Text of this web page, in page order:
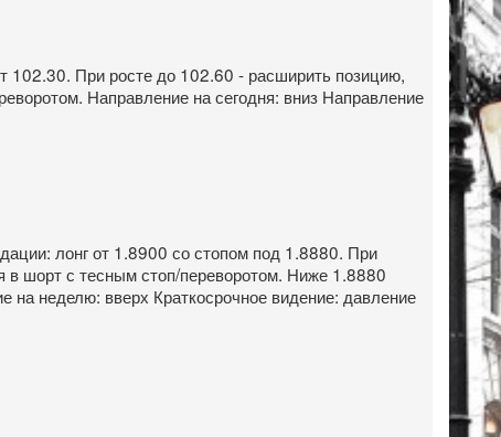
При росте до 102.60 - расширить позицию,
Направление на сегодня: вниз Направление
лонг от 1.8900 со стопом под 1.8880. При
шорт с тесным стоп/переворотом. Ниже 1.8880
на неделю: вверх Краткосрочное видение: давление